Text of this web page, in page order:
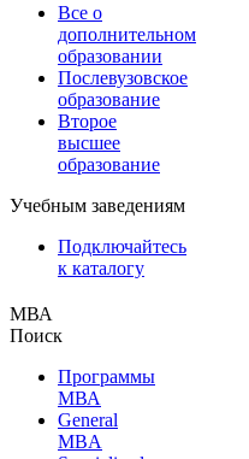
Все о
дополнительном
образовании
Послевузовское
образование
Второе
высшее
образование
Учебным заведениям
Подключайтесь
к каталогу
МВА
Поиск
Программы
МВА
General
MBA